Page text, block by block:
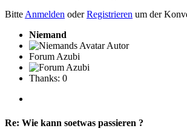
Bitte Anmelden oderRegistrieren um der
Niemand
Autor
Forum Azubi
Thanks: 0
Re: Wie kann soetwas passieren ?